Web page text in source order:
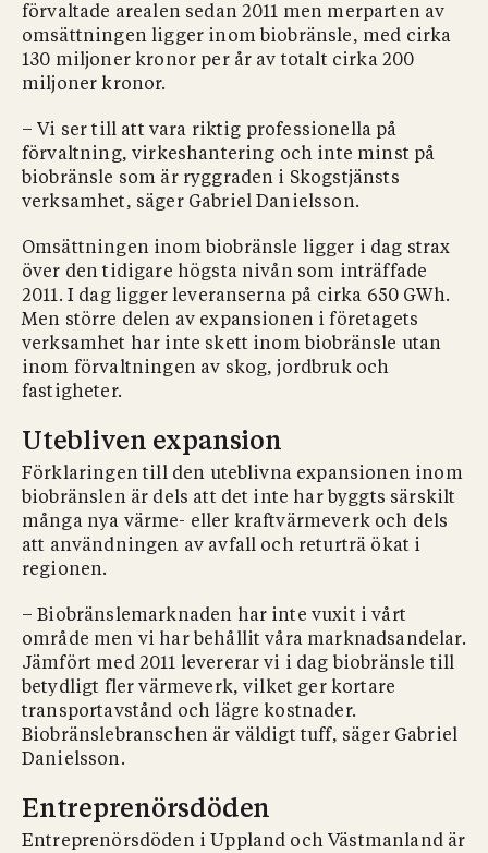
förvaltade arealen sedan 2011 men merparten av
omsättningen ligger inom biobränsle, med cirka
130 miljoner kronor per år av totalt cirka 200
miljoner kronor.
– Vi ser till att vara riktig professionella på
förvaltning, virkeshantering och inte minst på
biobränsle som är ryggraden i Skogstjänsts
verksamhet, säger Gabriel Danielsson.
Omsättningen inom biobränsle ligger i dag strax
över den tidigare högsta nivån som inträffade
2011. I dag ligger leveranserna på cirka 650 GWh.
Men större delen av expansionen i företagets
verksamhet har inte skett inom biobränsle utan
inom förvaltningen av skog, jordbruk och
fastigheter.
Utebliven expansion
Förklaringen till den uteblivna expansionen inom
biobränslen är dels att det inte har byggts särskilt
många nya värme- eller kraftvärmeverk och dels
att användningen av avfall och returträ ökat i
regionen.
– Biobränslemarknaden har inte vuxit i vårt
område men vi har behållit våra marknadsandelar.
Jämfört med 2011 levererar vi i dag biobränsle till
betydligt fler värmeverk, vilket ger kortare
transportavstånd och lägre kostnader.
Biobränslebranschen är väldigt tuff, säger Gabriel
Danielsson.
Entreprenörsdöden
Entreprenörsdöden i Uppland och Västmanland är